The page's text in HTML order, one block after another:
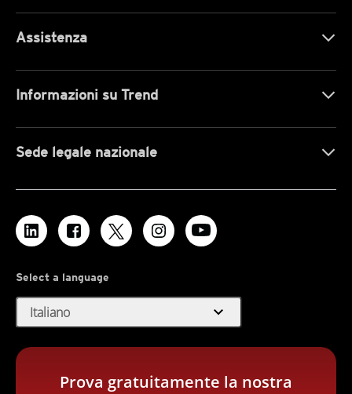
Assistenza
Informazioni su Trend
Sede legale nazionale
Select a language
Italiano expand_more
Prova gratuitamente la nostra